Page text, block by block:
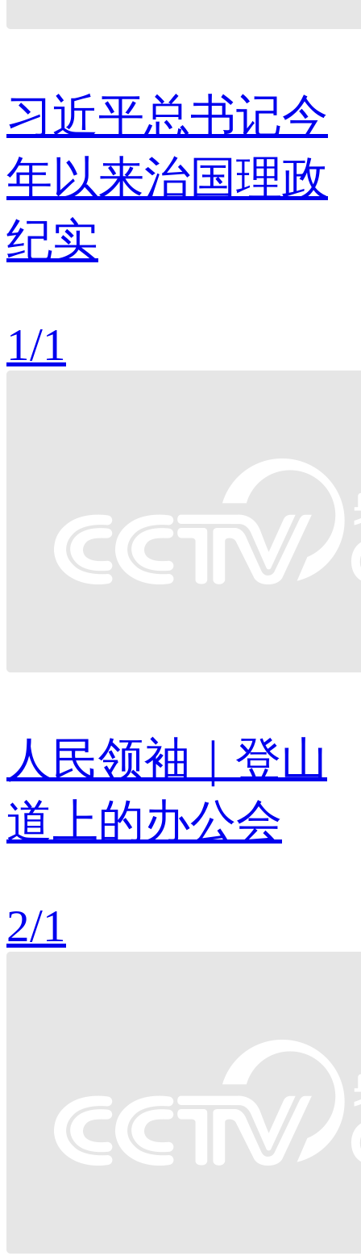
习近平总书记今
年以来治国理政
纪实
1/1
人民领袖｜登山
道上的办公会
2/1